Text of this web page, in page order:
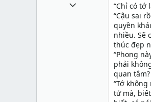
“Chỉ có tớ
“Cậu sai
quyền
nhiều. Sẽ
thúc đẹp
“Phong
phải
quan
“Tớ
tử mà,